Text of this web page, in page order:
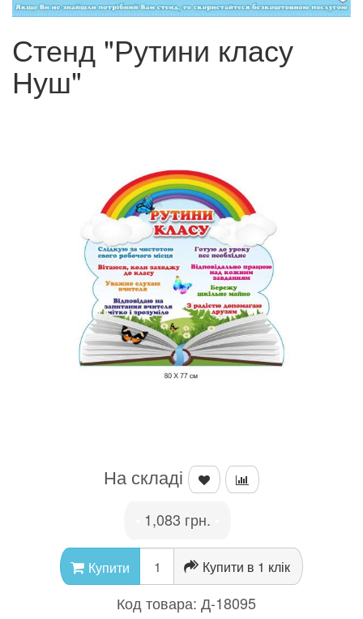
Стенд "Рутини класу
Нуш"
На складі
1,083 грн.
Купити Купити в 1 клік
Код товара: Д-18095